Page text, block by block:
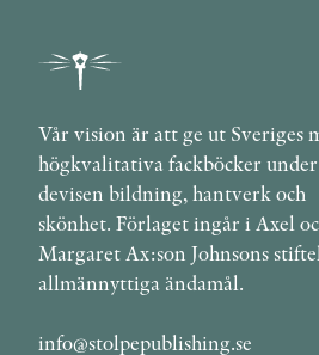
Vår vision är att ge ut Sveriges
högkvalitativa fackböcker under
devisen bildning, hantverk och
skönhet. Förlaget ingår i Axel
Margaret Ax:son Johnsons
allmännyttiga ändamål.
info@stolpepublishing.se